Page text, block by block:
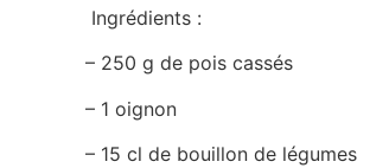
Ingrédients :
– 250 g de pois cassés
– 1 oignon
– 15 cl de bouillon de légumes